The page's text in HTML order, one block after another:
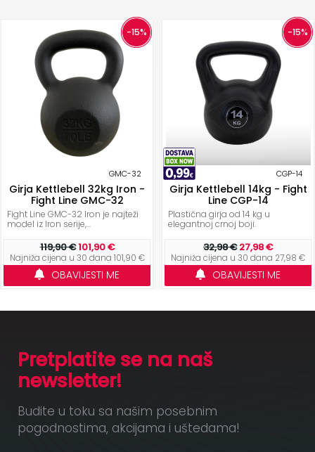
-15%
GMC-32
Girja Kettlebell 32kg Iron -
Fight Line GMC-32
Fight Line GMC-32 Iron je najteži
model iz Iron serije,...
119,90 €101,90 €
Najniža cijena u 30 dana 101,90 €
OBAVIJESTI ME
-15%
CGP-14
Girja Kettlebell 14kg - Fight
Line CGP-14
Plastična girja od 14 kg u
elegantnoj crnoj boji.
32,98 €27,98 €
Najniža cijena u 30 dana 27,98 €
OBAVIJESTI ME
Pretplatite se na naš
newsletter!
Budite u toku sa našim posebnim
pogodnostima, akcijama i uštedama!